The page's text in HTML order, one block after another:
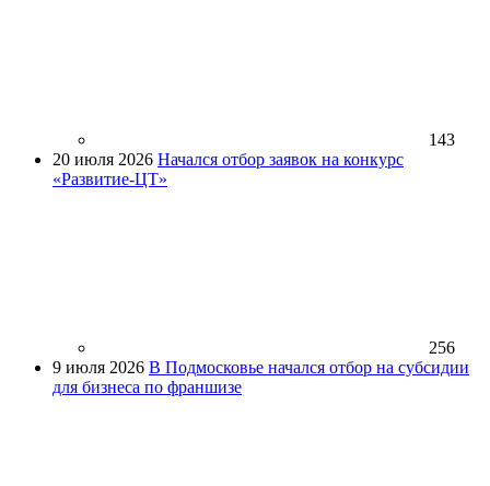
143
20 июля 2026 Начался отбор заявок на конкурс
«Развитие-ЦТ»
256
9 июля 2026 В Подмосковье начался отбор на субсидии
для бизнеса по франшизе